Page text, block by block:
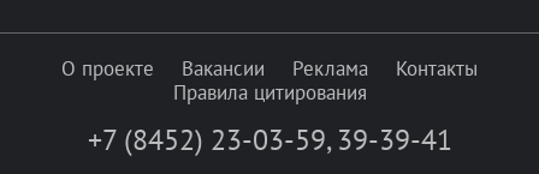
О проекте Вакансии Реклама
Контакты
Правила цитирования
+7 (8452) 23-03-59, 39-39-41